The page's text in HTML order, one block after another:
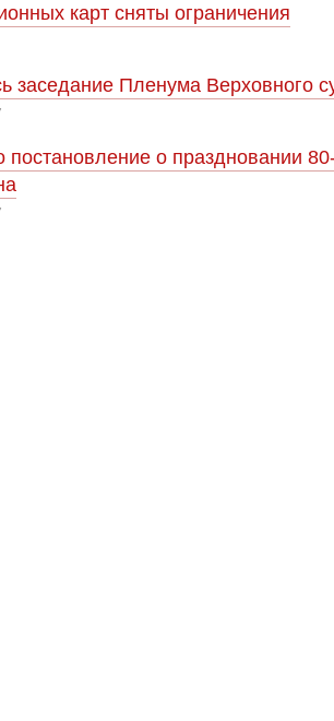
карт сняты ограничения
заседание Пленума Верховного
постановление о праздновании